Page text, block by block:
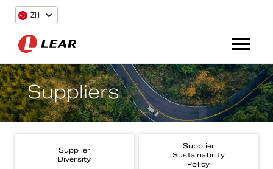
ZH
Suppliers
Supplier
Diversity
Supplier
Sustainability
Policy